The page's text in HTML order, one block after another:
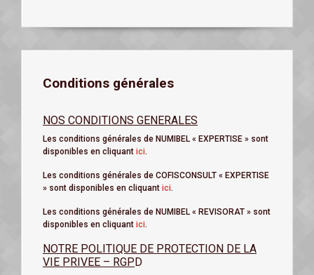
Conditions générales
NOS CONDITIONS GENERALES
Les conditions générales de NUMIBEL « EXPERTISE » sont
disponibles en cliquant ici.
Les conditions générales de COFISCONSULT « EXPERTISE
» sont disponibles en cliquant ici.
Les conditions générales de NUMIBEL « REVISORAT » sont
disponibles en cliquant ici.
NOTRE POLITIQUE DE PROTECTION DE LA
VIE PRIVEE – RGP D